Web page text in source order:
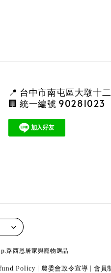
📍 台中市南屯區大墩十
🏢 統一編號 90281023
路西恩居家與寵物選品
Policy | 農委會政令宣導 | 會員